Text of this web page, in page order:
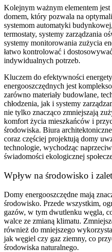
Kolejnym ważnym elementem
domem, który pozwala na
systemom automatyki
termostaty, systemy zarządzania
systemy monitorowania zużycia
łatwo kontrolować i
indywidualnych potrzeb.
Kluczem do efektywności
energooszczędnych jest
zarówno materiały budowlane,
chłodzenia, jak i systemy
nie tylko znacząco zmniejszają
komfort życia mieszkańców i
środowiska. Biura
coraz częściej projektują domy
technologie, wychodząc
świadomości ekologicznej
Wpływ na środowisko i
Domy energooszczędne mają
środowisko. Przede wszystkim,
gazów, w tym dwutlenku węgla,
walce ze zmianą klimatu.
również do mniejszego
jak węgiel czy gaz ziemny, co
środowiska naturalnego.